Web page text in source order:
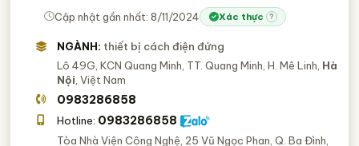
Cập nhật gần nhất: 8/11/2024 Xác thực ?
NGÀNH: thiết bị cách điện đứng
Lô 49G, KCN Quang Minh, TT. Quang Minh, H. Mê Linh, Hà
Nội , Việt Nam
0983286858
Hotline: 0983286858
Tòa Nhà Viện Công Nghệ, 25 Vũ Ngọc Phan, Q. Ba Đình,